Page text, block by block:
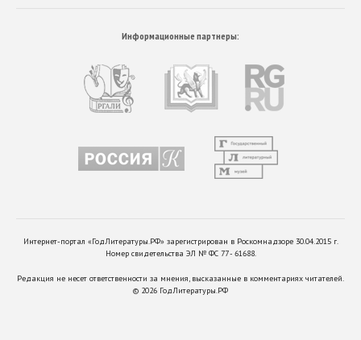
Информационные партнеры:
Интернет-портал «ГодЛитературы.РФ» зарегистрирован в Роскомнадзоре 30.04.2015 г.
Номер свидетельства ЭЛ № ФС 77 - 61688.
Редакция не несет ответственности за мнения, высказанные в комментариях читателей.
© 2026 ГодЛитературы.РФ